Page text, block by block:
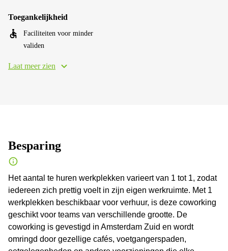
Toegankelijkheid
Faciliteiten voor minder
validen
Laat meer zien
Besparing
Het aantal te huren werkplekken varieert van 1 tot 1, zodat
iedereen zich prettig voelt in zijn eigen werkruimte. Met 1
werkplekken beschikbaar voor verhuur, is deze coworking
geschikt voor teams van verschillende grootte. De
coworking is gevestigd in Amsterdam Zuid en wordt
omringd door gezellige cafés, voetgangerspaden,